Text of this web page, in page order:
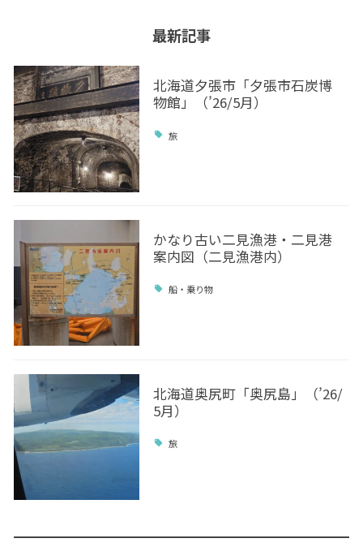
最新記事
北海道夕張市「夕張市石炭博
物館」（’26/5月）
旅
かなり古い二見漁港・二見港
案内図（二見漁港内）
船・乗り物
北海道奥尻町「奥尻島」（’26/
5月）
旅